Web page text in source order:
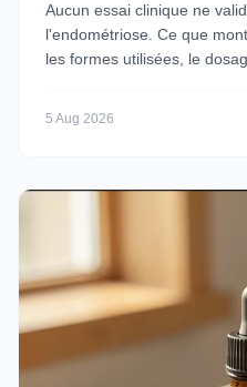
Aucun essai clinique ne
l'endométriose. Ce que
les formes utilisées, le
5 Aug 2026